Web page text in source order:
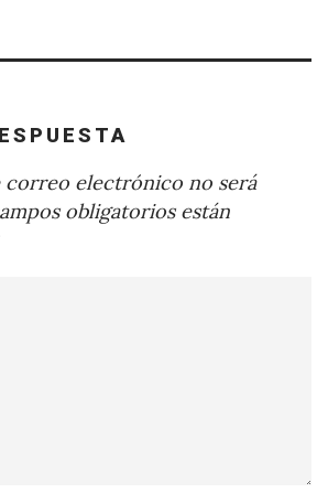
electrónico no será
obligatorios están